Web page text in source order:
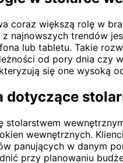
coraz większą rolę w
najnowszych trendów
lub tabletu. Takie
od pory dnia czy
się one wysoką
dotyczące
stolarstwem
wewnętrznych.
panujących w danym
przy planowaniu